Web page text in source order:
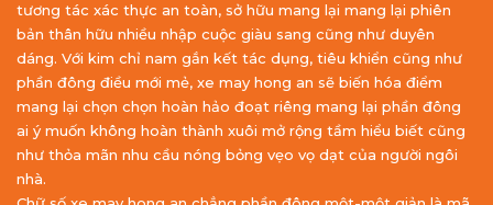
tương tác xác thực an toàn, sở hữu mang lại mang lại phiên
bản thân hữu nhiều nhập cuộc giàu sang cũng như duyên
dáng. Với kim chỉ nam gắn kết tác dụng, tiêu khiển cũng như
phần đông điều mới mẻ, xe may hong an sẽ biến hóa điểm
mang lại chọn chọn hoàn hảo đoạt riêng mang lại phần đông
ai ý muốn không hoàn thành xuôi mở rộng tầm hiểu biết cũng
như thỏa mãn nhu cầu nóng bỏng vẹo vọ dạt của người ngôi
nhà.